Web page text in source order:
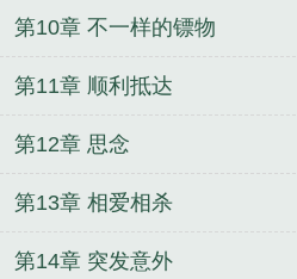
第10章 不一样的镖物
第11章 顺利抵达
第12章 思念
第13章 相爱相杀
第14章 突发意外